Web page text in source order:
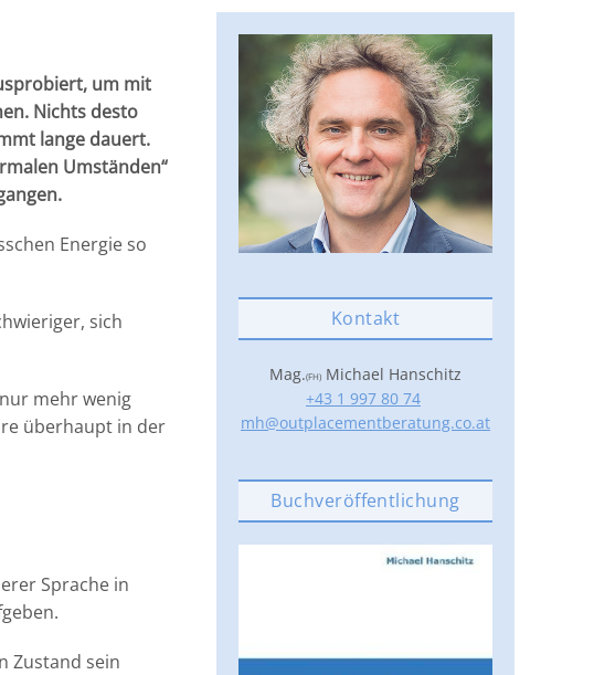
um mit
Nichts desto
lange dauert.
Umständen“
Energie so
sich
mehr wenig
überhaupt in der
Sprache in
Zustand sein
Kontakt
Mag.(FH) Michael Hanschitz
+43 1 997 80 74
mh@outplacementberatung.co.at
Buchveröffentlichung